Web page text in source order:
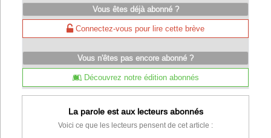
Vous êtes déjà abonné ?
Connectez-vous pour lire cette brève
Vous n'êtes pas encore abonné ?
Découvrez notre édition abonnés
La parole est aux lecteurs abonnés
Voici ce que les lecteurs pensent de cet article :